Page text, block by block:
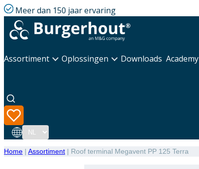
Meer dan 150 jaar ervaring
Assortiment Oplossingen Downloads Academy
Taal
Home | Assortiment | Roof terminal Megavent PP 125 Terra